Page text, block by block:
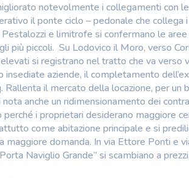
notevolmente i collegamenti con
il ponte ciclo – pedonale che collega i
e limitrofe si confermano le aree
più piccoli. Su Lodovico il Moro, verso
si registrano nel tratto che va verso
aziende, il completamento
il mercato della locazione, per un
anche un ridimensionamento dei
i proprietari desiderano maggiore
come abitazione principale e si
maggiore domanda. In via Ettore Ponti e
Naviglio Grande” si scambiano a